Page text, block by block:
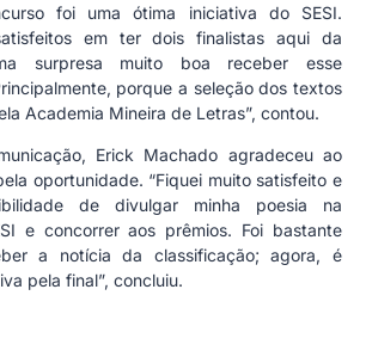
foi uma ótima iniciativa do SESI.
em ter dois finalistas aqui da
surpresa muito boa receber esse
porque a seleção dos textos
Academia Mineira de Letras”, contou.
Erick Machado agradeceu ao
oportunidade. “Fiquei muito satisfeito e
de divulgar minha poesia na
e concorrer aos prêmios. Foi bastante
a notícia da classificação; agora, é
pela final”, concluiu.